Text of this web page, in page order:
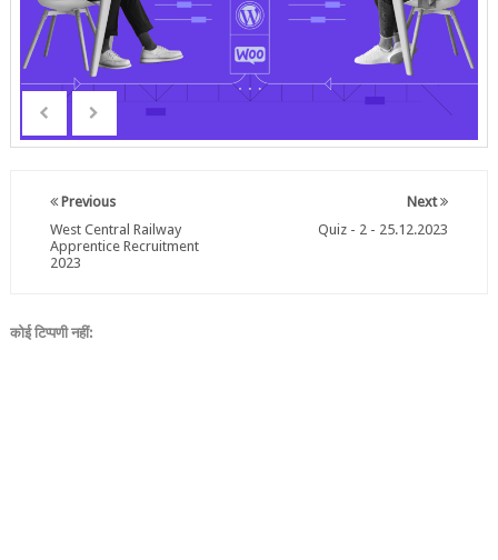
Next
Quiz - 2 - 25.12.2023
Previous
West Central Railway
Apprentice Recruitment
2023
कोई टिप्पणी नहीं: